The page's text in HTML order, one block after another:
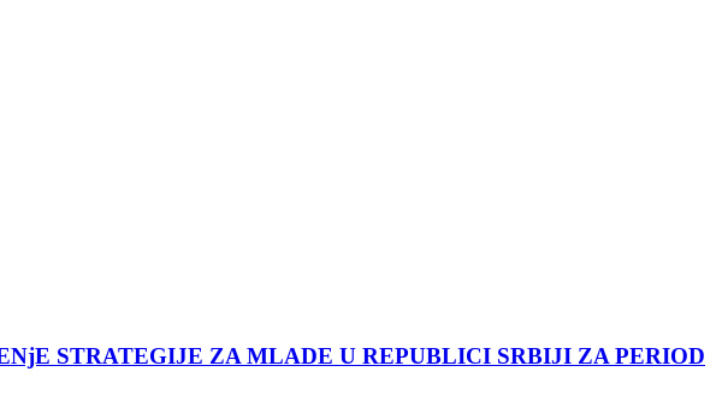
STRATEGIJE ZA MLADE U REPUBLICI SRBIJI ZA PERIOD